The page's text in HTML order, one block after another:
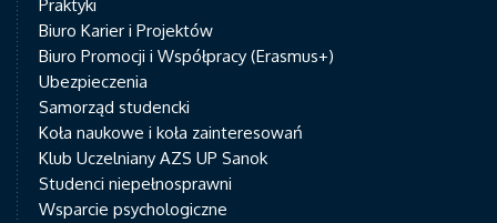
Praktyki
Biuro Karier i Projektów
Biuro Promocji i Współpracy (Erasmus+)
Ubezpieczenia
Samorząd studencki
Koła naukowe i koła zainteresowań
Klub Uczelniany AZS UP Sanok
Studenci niepełnosprawni
Wsparcie psychologiczne